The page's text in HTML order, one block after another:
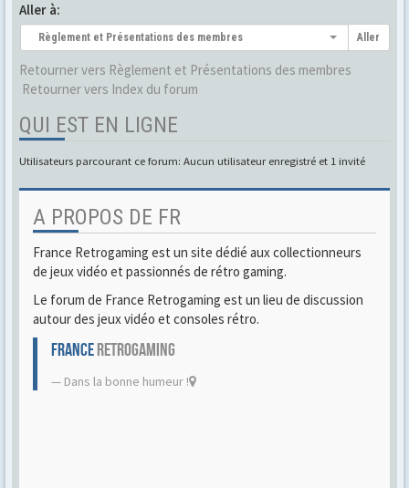
Aller à:
Règlement et Présentations des membres Aller
Retourner vers Règlement et Présentations des membres
Retourner vers Index du forum
QUI EST EN LIGNE
Utilisateurs parcourant ce forum: Aucun utilisateur enregistré et 1 invité
A PROPOS DE FR
France Retrogaming est un site dédié aux collectionneurs
de jeux vidéo et passionnés de rétro gaming.
Le forum de France Retrogaming est un lieu de discussion
autour des jeux vidéo et consoles rétro.
FRANCERETROGAMING
Dans la bonne humeur !